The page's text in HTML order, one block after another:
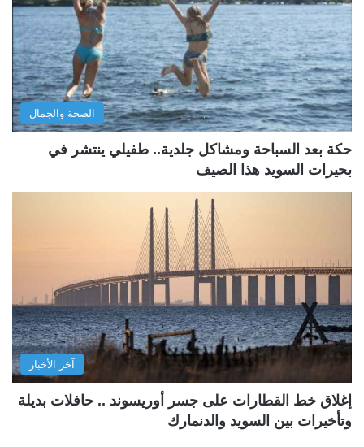
الصحة والجمال
حكة بعد السباحة ومشاكل جلدية.. طفيلي ينتشر في
بحيرات السويد هذا الصيف
آخر الأخبار
إغلاق خط القطارات على جسر أوريسوند .. حافلات بديلة
وتأخيرات بين السويد والدنمارك